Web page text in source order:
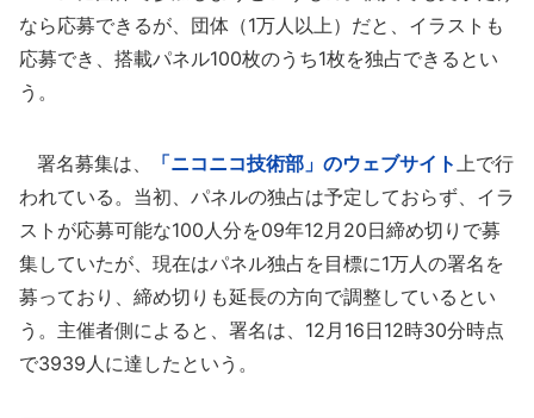
なら応募できるが、団体（1万人以上）だと、イラストも
応募でき、搭載パネル100枚のうち1枚を独占できるとい
う。
署名募集は、 「ニコニコ技術部」のウェブサイト上で行
われている。当初、パネルの独占は予定しておらず、イラ
ストが応募可能な100人分を09年12月20日締め切りで募
集していたが、現在はパネル独占を目標に1万人の署名を
募っており、締め切りも延長の方向で調整しているとい
う。主催者側によると、署名は、12月16日12時30分時点
で3939人に達したという。